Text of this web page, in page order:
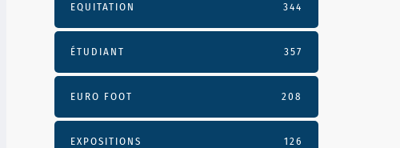
EQUITATION 344
ÉTUDIANT 357
EURO FOOT 208
EXPOSITIONS 126